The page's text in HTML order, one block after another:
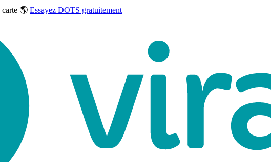
carte 🌎 Essayez DOTS gratuitement